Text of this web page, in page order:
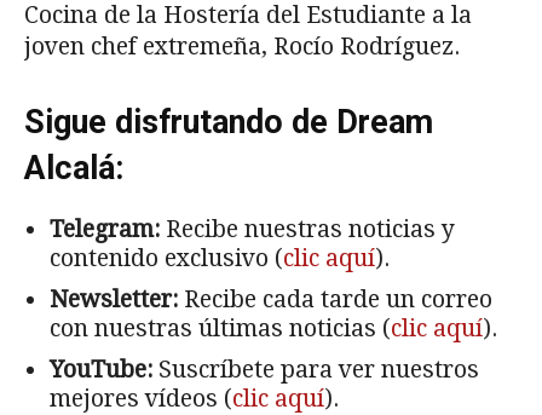
Cocina de la Hostería del Estudiante a la
joven chef extremeña, Rocío Rodríguez.
Sigue disfrutando de Dream
Alcalá:
Telegram: Recibe nuestras noticias y
contenido exclusivo (clic aquí).
Newsletter: Recibe cada tarde un correo
con nuestras últimas noticias (clic aquí).
YouTube: Suscríbete para ver nuestros
mejores vídeos (clic aquí).